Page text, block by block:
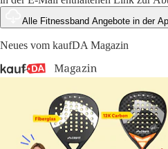
Alle Fitnessband Angebote in der
Neues vom kaufDA Magazin